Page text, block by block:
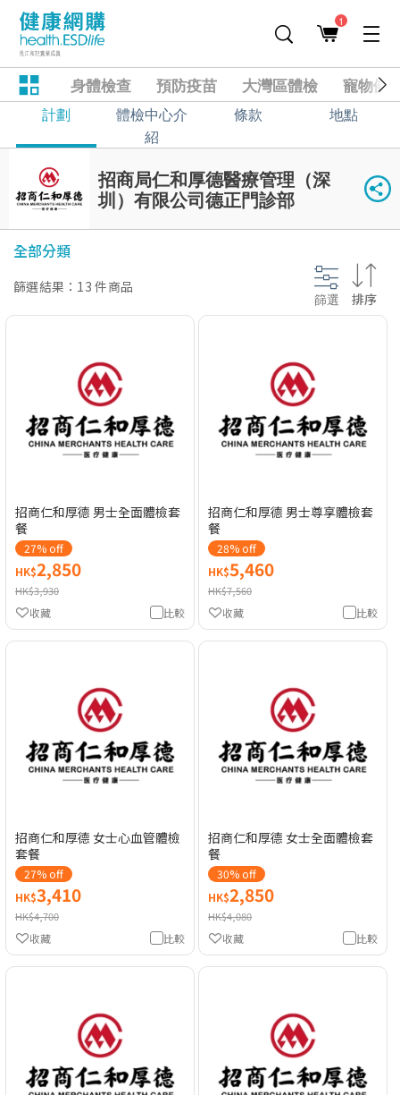
1
身體檢查 預防疫苗 大灣區體檢 寵物健
計劃
體檢中心介
紹
條款 地點
招商局仁和厚德醫療管理（深
圳）有限公司德正門診部
全部分類
篩選結果：13 件商品
篩選 排序
招商仁和厚德 男士全面體檢套
餐
27% off
HK$2,850
HK$3,930
比較
收藏
招商仁和厚德 男士尊享體檢套
餐
28% off
HK$5,460
HK$7,560
比較
收藏
招商仁和厚德 女士心血管體檢
套餐
27% off
HK$3,410
HK$4,700
比較
收藏
招商仁和厚德 女士全面體檢套
餐
30% off
HK$2,850
HK$4,080
比較
收藏